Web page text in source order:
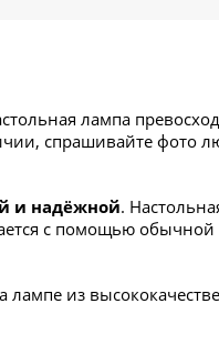
лампа
спрашивайте фото
и надёжной.
с помощью
из